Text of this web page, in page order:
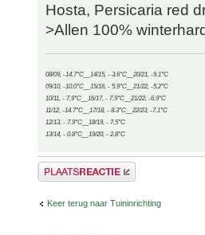
Hosta, Persicaria red
>Allen 100%
08/09, -14.7°C__14/15, - 3.6°C__20/21, -9.1°C
09/10, -10.0°C__15/16, - 5.9°C__21/22, -5.2°C
10/11, - 7.9°C__16/17, - 7.9°C__21/22, -6.9°C
11/12, -14.7°C__17/18, - 8.3°C__22/23, -7.1°C
12/13, - 7.9°C__18/19, - 7.5°C
13/14, - 0.8°C__19/20, - 2.8°C
Plaats een reactie
Keer terug naar Tuininrichting